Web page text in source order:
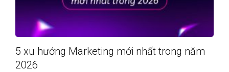
5 xu hướng Marketing mới nhất trong năm
2026